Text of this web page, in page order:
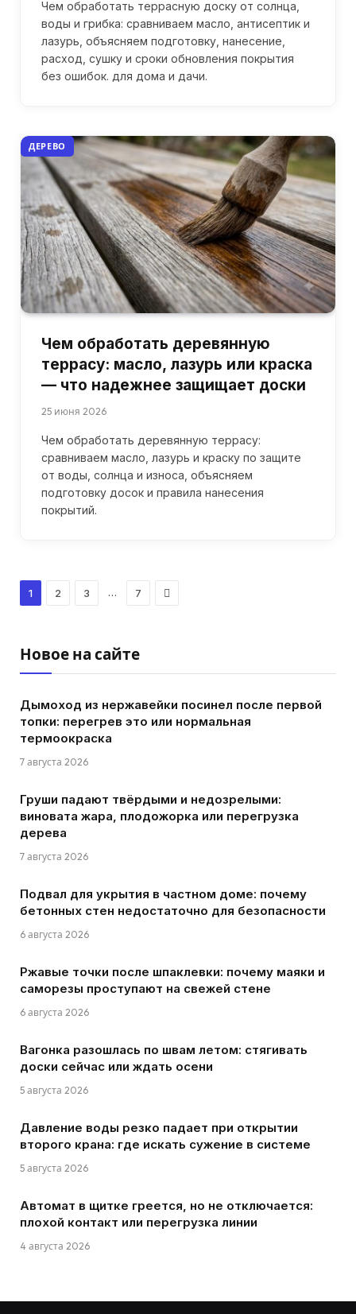
Чем обработать террасную доску от солнца,
воды и грибка: сравниваем масло, антисептик и
лазурь, объясняем подготовку, нанесение,
расход, сушку и сроки обновления покрытия
без ошибок. для дома и дачи.
ДЕРЕВО
Чем обработать деревянную
террасу: масло, лазурь или краска
— что надежнее защищает доски
25 июня 2026
Чем обработать деревянную террасу:
сравниваем масло, лазурь и краску по защите
от воды, солнца и износа, объясняем
подготовку досок и правила нанесения
покрытий.
1 2 3 … 7 Next
Новое на сайте
Дымоход из нержавейки посинел после первой
топки: перегрев это или нормальная
термоокраска
7 августа 2026
Груши падают твёрдыми и недозрелыми:
виновата жара, плодожорка или перегрузка
дерева
7 августа 2026
Подвал для укрытия в частном доме: почему
бетонных стен недостаточно для безопасности
6 августа 2026
Ржавые точки после шпаклевки: почему маяки и
саморезы проступают на свежей стене
6 августа 2026
Вагонка разошлась по швам летом: стягивать
доски сейчас или ждать осени
5 августа 2026
Давление воды резко падает при открытии
второго крана: где искать сужение в системе
5 августа 2026
Автомат в щитке греется, но не отключается:
плохой контакт или перегрузка линии
4 августа 2026